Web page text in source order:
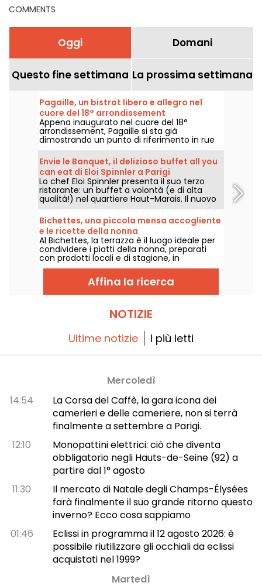
COMMENTS
Oggi Domani
Questo fine settimana La prossima settimana
Pagaille, un bistrot libero e allegro nel
cuore del 18° arrondissement
Appena inaugurato nel cuore del 18°
arrondissement, Pagaille si sta già
dimostrando un punto di riferimento in rue
Ramey, con i suoi piatti bistronomici allegri e
liberi.
Envie le Banquet, il delizioso buffet all you
can eat di Eloi Spinnler a Parigi
Lo chef Eloi Spinnler presenta il suo terzo
ristorante: un buffet a volontà (e di alta
qualità!) nel quartiere Haut-Marais. Il nuovo
ristorante, chiamato Envie le Banquet,
unisce buon gusto, prezzi interessanti e
diversità. Qualcosa per tutti i gusti!
Bichettes, una piccola mensa accogliente
e le ricette della nonna
Al Bichettes, la terrazza è il luogo ideale per
condividere i piatti della nonna, preparati
con prodotti locali e di stagione, in
un'atmosfera ultra-conviviale. Cibo
semplice e confortante!
Affina la ricerca
NOTIZIE
Ultime notizie I più letti
Mercoledì
14:54
La Corsa del Caffè, la gara icona dei
camerieri e delle cameriere, non si terrà
finalmente a settembre a Parigi.
12:10
Monopattini elettrici: ciò che diventa
obbligatorio negli Hauts-de-Seine (92) a
partire dal 1° agosto
11:30
Il mercato di Natale degli Champs-Élysées
farà finalmente il suo grande ritorno questo
inverno? Ecco cosa sappiamo
01:46
Eclissi in programma il 12 agosto 2026: è
possibile riutilizzare gli occhiali da eclissi
acquistati nel 1999?
Martedì